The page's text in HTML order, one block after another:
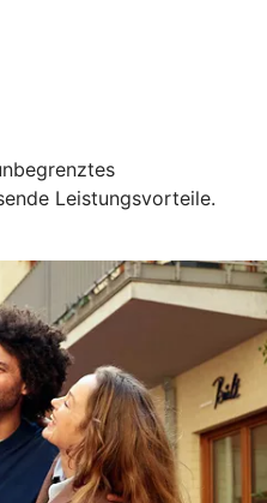
Leistungsvorteile.